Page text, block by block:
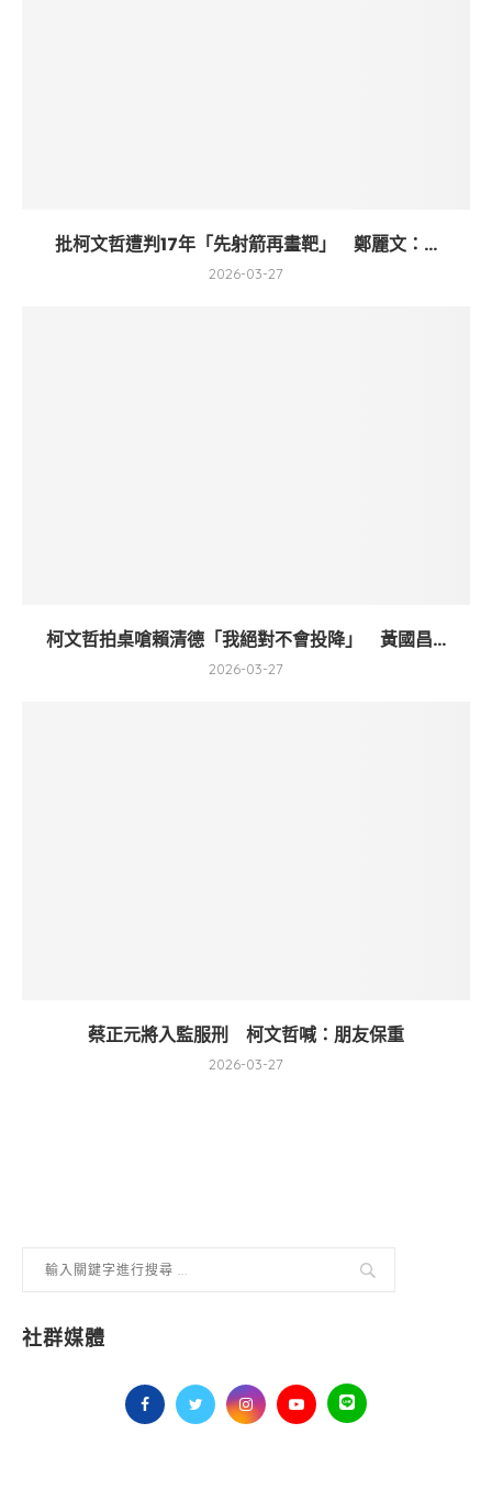
批柯文哲遭判17年「先射箭再畫靶」 鄭麗文：...
2026-03-27
柯文哲拍桌嗆賴清德「我絕對不會投降」 黃國昌...
2026-03-27
蔡正元將入監服刑 柯文哲喊：朋友保重
2026-03-27
社群媒體